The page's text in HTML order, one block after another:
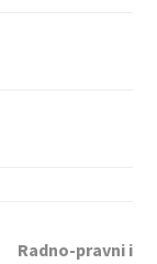
Radno-pravni i